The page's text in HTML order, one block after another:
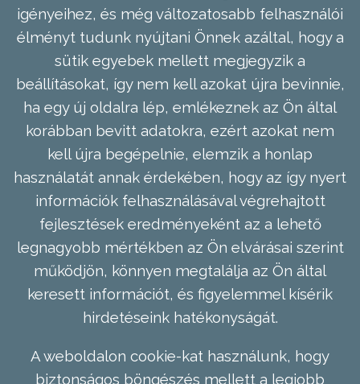
igényeihez, és még változatosabb felhasználói
élményt tudunk nyújtani Önnek azáltal, hogy a
sütik egyebek mellett megjegyzik a
beállításokat, így nem kell azokat újra bevinnie,
ha egy új oldalra lép, emlékeznek az Ön által
korábban bevitt adatokra, ezért azokat nem
kell újra begépelnie, elemzik a honlap
használatát annak érdekében, hogy az így nyert
információk felhasználásával végrehajtott
fejlesztések eredményeként az a lehető
legnagyobb mértékben az Ön elvárásai szerint
működjön, könnyen megtalálja az Ön által
keresett információt, és figyelemmel kísérik
hirdetéseink hatékonyságát.
A weboldalon cookie-kat használunk, hogy
biztonságos böngészés mellett a legjobb